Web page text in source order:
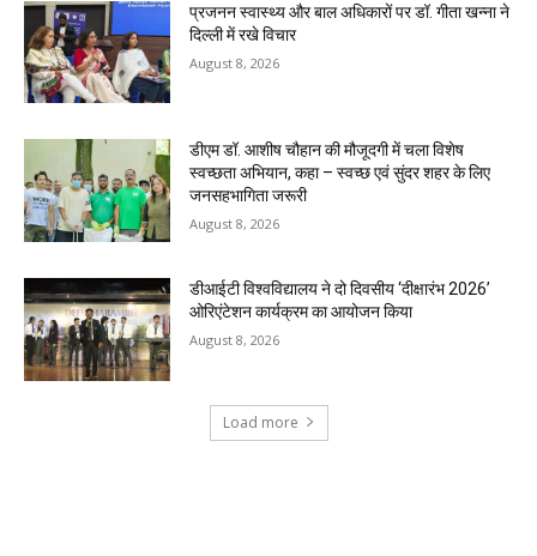
प्रजनन स्वास्थ्य और बाल अधिकारों पर डॉ. गीता खन्ना ने
दिल्ली में रखे विचार
August 8, 2026
डीएम डॉ. आशीष चौहान की मौजूदगी में चला विशेष
स्वच्छता अभियान, कहा – स्वच्छ एवं सुंदर शहर के लिए
जनसहभागिता जरूरी
August 8, 2026
डीआईटी विश्वविद्यालय ने दो दिवसीय ‘दीक्षारंभ 2026’
ओरिएंटेशन कार्यक्रम का आयोजन किया
August 8, 2026
Load more